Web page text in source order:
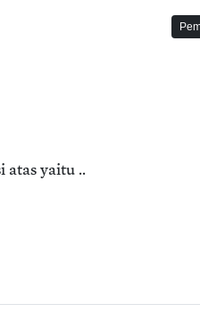
atas yaitu ..